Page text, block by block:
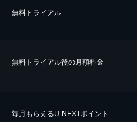
無料トライアル
無料トライアル後の⽉額料金
毎⽉もらえるU-NEXTポイント